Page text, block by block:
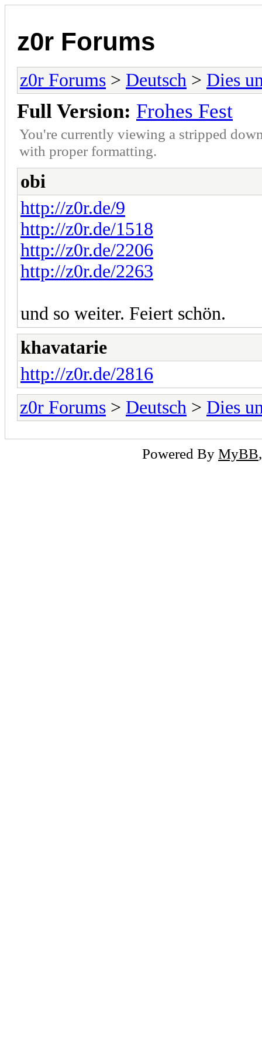
z0r Forums
z0r Forums > Deutsch > Dies
Full Version: Frohes Fest
You're currently viewing a stripped
with proper formatting.
obi
http://z0r.de/9
http://z0r.de/1518
http://z0r.de/2206
http://z0r.de/2263
und so weiter. Feiert schön.
khavatarie
http://z0r.de/2816
z0r Forums > Deutsch > Dies
Powered By MyBB